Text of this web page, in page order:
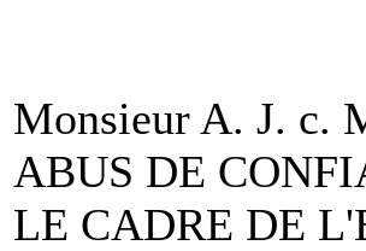
Monsieur A. J. c.
ABUS DE
LE CADRE DE